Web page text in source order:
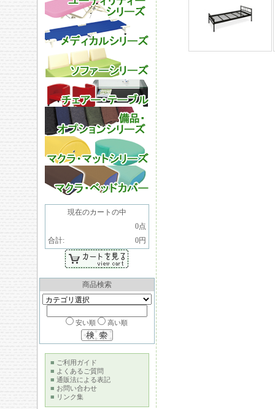
現在のカートの中
0点
合計:
0円
商品検索
安い順 高い順
■ ご利用ガイド
■ よくあるご質問
■ 通販法による表記
■ お問い合わせ
■ リンク集